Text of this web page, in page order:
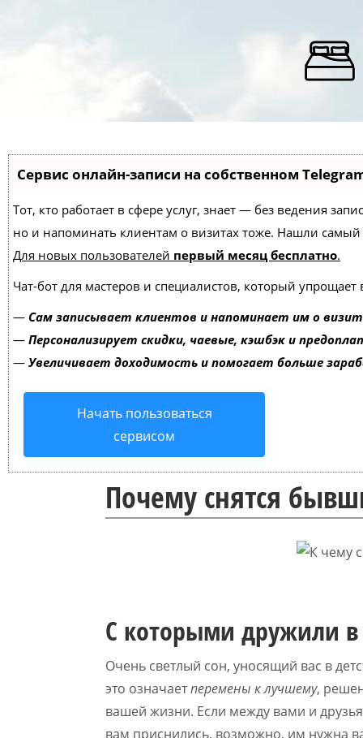
Сервис онлайн-записи на собственном
Тот, кто работает в сфере услуг, знает — без ведения
но и напоминать клиентам о визитах тоже. Нашли
Для новых пользователей первый месяц бесплатно.
Чат-бот для мастеров и специалистов, который упрощает
— Сам записывает клиентов и напоминает им о
— Персонализирует скидки, чаевые, кэшбэк и
— Увеличивает доходимость и помогает больше
Начать пользоваться
сервисом
Почему снятся
С которыми дружили в
Очень светлый сон, уносящий вас в
это означаетперемены к лучшему,
вашей жизни. Если между вами и
вам приснились, возможно, им нужна